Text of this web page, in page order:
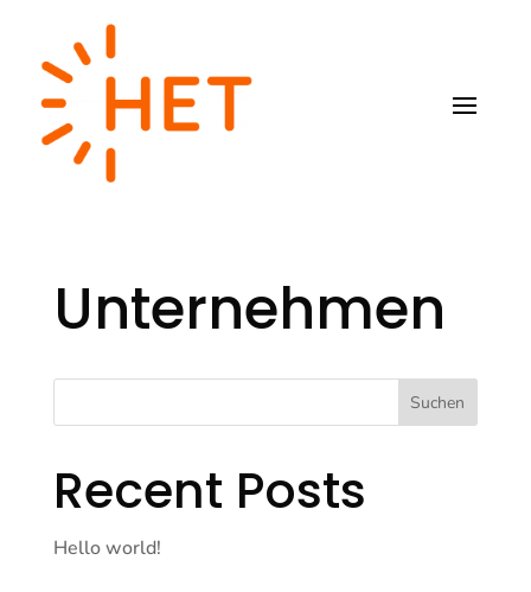
Unternehmen
Suchen
Recent Posts
Hello world!